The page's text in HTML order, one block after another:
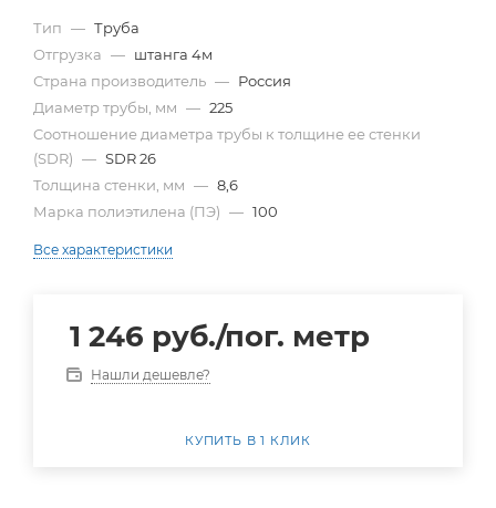
Тип — Труба
Отгрузка — штанга 4м
Страна производитель — Россия
Диаметр трубы, мм — 225
Cоотношение диаметра трубы к толщине ее стенки
(SDR) — SDR 26
Толщина стенки, мм — 8,6
Марка полиэтилена (ПЭ) — 100
Все характеристики
1 246 руб./пог. метр
Нашли дешевле?
КУПИТЬ В 1 КЛИК